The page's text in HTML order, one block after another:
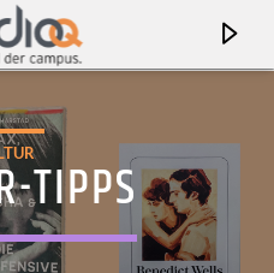
TIPPS